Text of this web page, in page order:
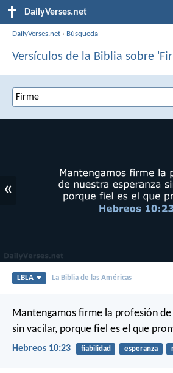
DailyVerses.net
DailyVerses.net › Búsqueda
Versículos de la Biblia sobre
«
LBLA La Biblia de las Américas
Mantengamos firme la profesión de
sin vacilar, porque fiel es el que
Hebreos 10:23 fiabilidad esperanza